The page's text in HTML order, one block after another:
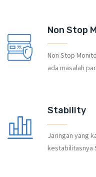
Non Stop
Non Stop
ada masalah
Stability
Jaringan yang
kestabilitasnya